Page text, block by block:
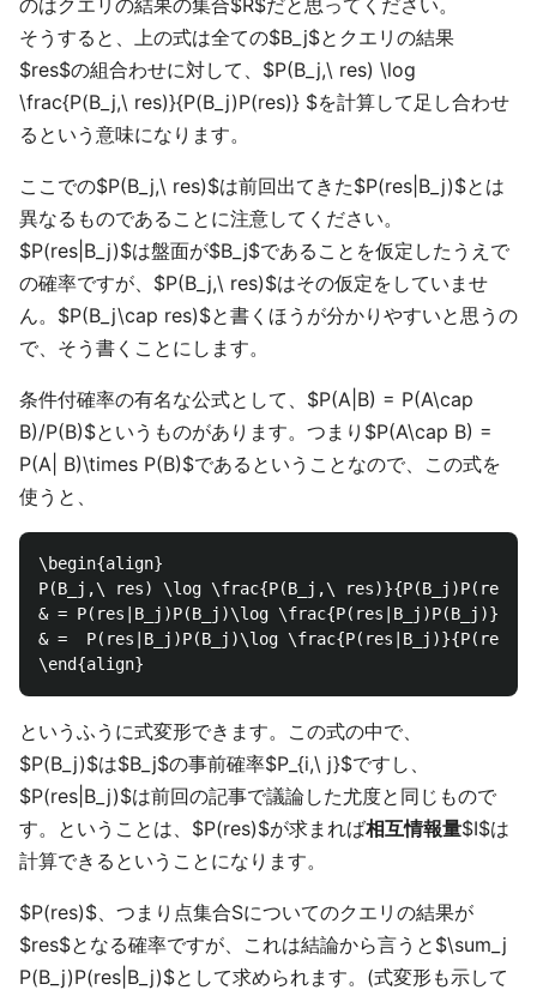
のはクエリの結果の集合$R$だと思ってください。
そうすると、上の式は全ての$B_j$とクエリの結果
$res$の組合わせに対して、$P(B_j,\ res) \log
\frac{P(B_j,\ res)}{P(B_j)P(res)} $を計算して足し合わせ
るという意味になります。
ここでの$P(B_j,\ res)$は前回出てきた$P(res|B_j)$とは
異なるものであることに注意してください。
$P(res|B_j)$は盤面が$B_j$であることを仮定したうえで
の確率ですが、$P(B_j,\ res)$はその仮定をしていませ
ん。$P(B_j\cap res)$と書くほうが分かりやすいと思うの
で、そう書くことにします。
条件付確率の有名な公式として、$P(A|B) = P(A\cap
B)/P(B)$というものがあります。つまり$P(A\cap B) =
P(A| B)\times P(B)$であるということなので、この式を
使うと、
\begin{align}
P(B_j,\ res) \log \frac{P(B_j,\ res)}{P(B_j)P(res)}
& = P(res|B_j)P(B_j)\log
& =  P(res|B_j)P(B_j)\log \frac{P(res|B_j)}{P(res)}
というふうに式変形できます。この式の中で、
$P(B_j)$は$B_j$の事前確率$P_{i,\ j}$ですし、
$P(res|B_j)$は前回の記事で議論した尤度と同じもので
す。ということは、$P(res)$が求まれば相互情報量$I$は
計算できるということになります。
$P(res)$、つまり点集合Sについてのクエリの結果が
$res$となる確率ですが、これは結論から言うと$\sum_j
P(B_j)P(res|B_j)$として求められます。(式変形も示して